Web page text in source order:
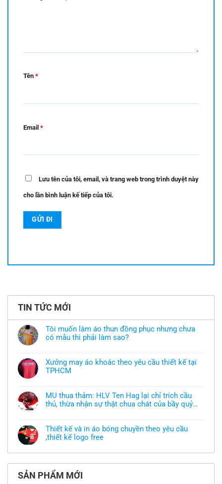
Tên *
Email *
Lưu tên của tôi, email, và trang web trong trình duyệt này
cho lần bình luận kế tiếp của tôi.
TIN TỨC MỚI
Tôi muốn làm áo thun đồng phục nhưng chưa
có mẫu thì phải làm sao?
bình
luận
ở
áo
thun
đồng
chưa
có
mẫu
thì
làm
Xưởng may áo khoác theo yêu cầu thiết kế tại
TPHCM
bình
luận
ở
Xưởng
khoác
theo
yêu
thiết
tại
TPHCM
MU thua thảm: HLV Ten Hag lại chỉ trích cầu
thủ, thừa nhận sự thật chua chát của bầy quỷ
bình
luận
ở
MU
thảm:
Hag
lại
Thiết kế và in áo bóng chuyền theo yêu cầu
,thiết kế logo free
có
luận
Thiết
SẢN PHẨM MỚI